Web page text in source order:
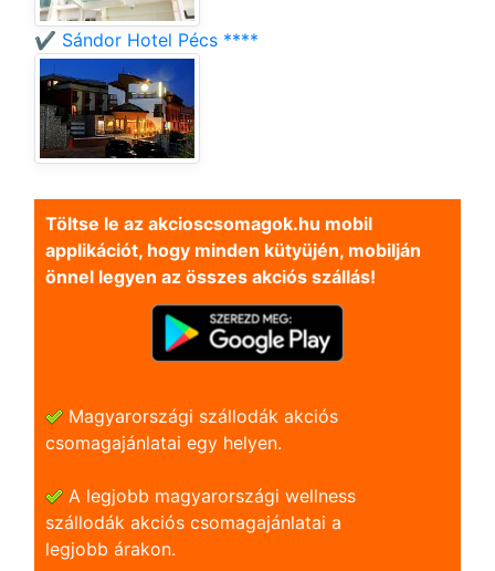
✔️ Sándor Hotel Pécs ****
Töltse le az akcioscsomagok.hu mobil
applikációt, hogy minden kütyüjén, mobilján
önnel legyen az összes akciós szállás!
Magyarországi szállodák akciós
csomagajánlatai egy helyen.
A legjobb magyarországi wellness
szállodák akciós csomagajánlatai a
legjobb árakon.